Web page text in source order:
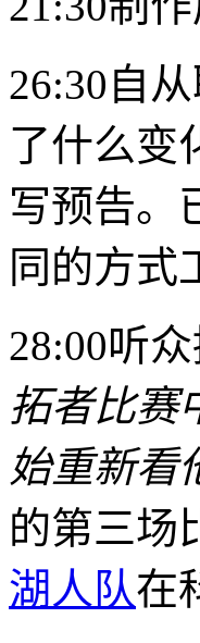
26:30自
了什么变
写预告。
同的方式
28:00听
拓者比赛
始重新看
的第三场
湖人队在